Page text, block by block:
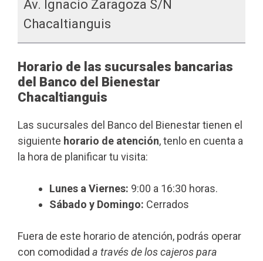
Av. Ignacio Zaragoza S/n
Chacaltianguis
Horario de las sucursales bancarias
del Banco del Bienestar
Chacaltianguis
Las sucursales del Banco del Bienestar tienen el
siguiente horario de atención, tenlo en cuenta a
la hora de planificar tu visita:
Lunes a Viernes: 9:00 a 16:30 horas.
Sábado y Domingo: Cerrados
Fuera de este horario de atención, podrás operar
con comodidad a través de los cajeros para